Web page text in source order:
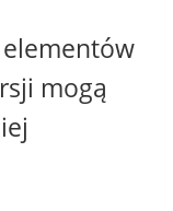
mogą